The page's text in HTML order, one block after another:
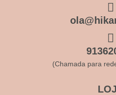
(Chamada para